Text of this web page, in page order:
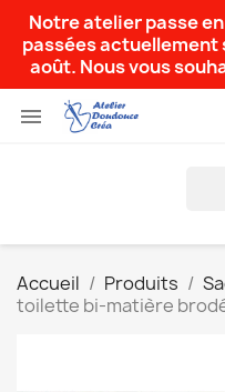
Notre atelier passe
passées
août. Nous vous

Accueil Produits
toilette bi-matière